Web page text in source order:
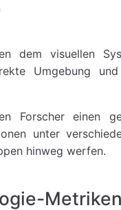
dem visuellen
Umgebung
Forscher einen
unter
hinweg werfen.